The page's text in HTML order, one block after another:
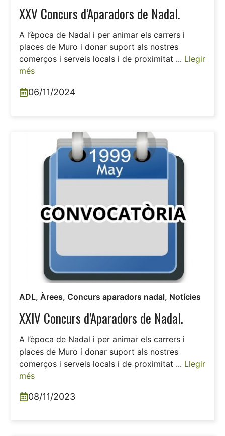
XXV Concurs d’Aparadors de Nadal.
A l’època de Nadal i per animar els carrers i
places de Muro i donar suport als nostres
comerços i serveis locals i de proximitat ... Llegir
més
06/11/2024
ADL,Àrees, Concurs aparadors nadal, Notícies
XXIV Concurs d’Aparadors de Nadal.
A l’època de Nadal i per animar els carrers i
places de Muro i donar suport als nostres
comerços i serveis locals i de proximitat ... Llegir
més
08/11/2023